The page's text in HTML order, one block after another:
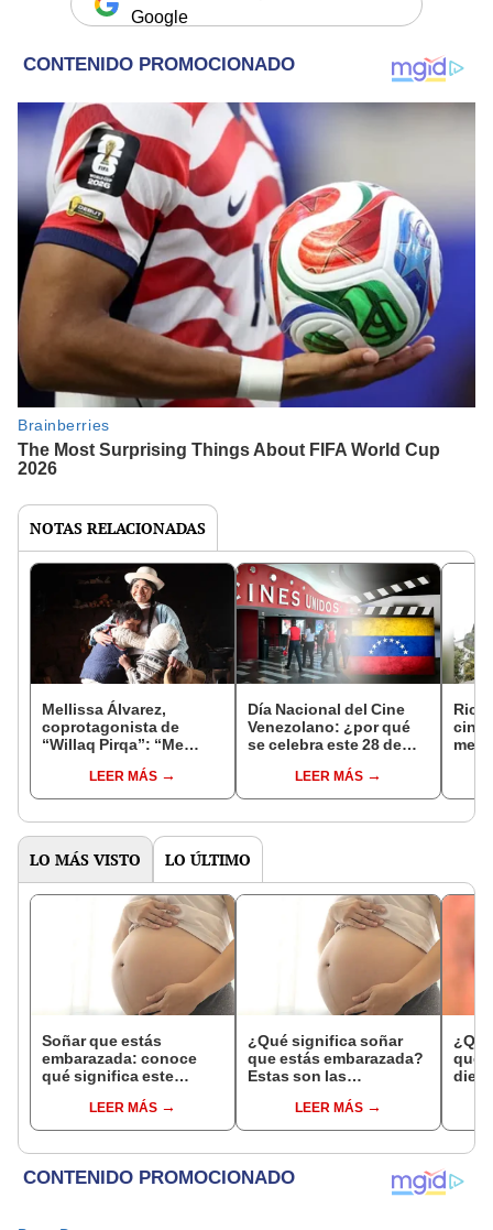
Google
NOTAS RELACIONADAS
Mellissa Álvarez,
coprotagonista de
“Willaq Pirqa”: “Me
indios, que nos
terruqueen”
LEER MÁS
Día Nacional del Cine
Venezolano: ¿por qué
se celebra este 28 de
LEER MÁS
cine
LO MÁS VISTO LO ÚLTIMO
Soñar que estás
embarazada: conoce
qué significa este
LEER MÁS
¿Qué significa soñar
que estás embarazada?
Estas son las
comunesLEER MÁS
que